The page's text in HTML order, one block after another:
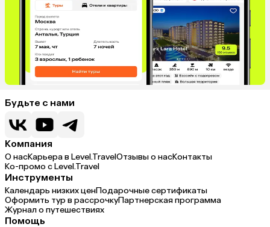
Будьте с нами
Компания
О насКарьера в Level.TravelОтзывы о насКонтакты
Ко-промо с Level.Travel
Инструменты
Календарь низких ценПодарочные сертификаты
Оформить тур в рассрочкуПартнерская программа
Журнал о путешествиях
Помощь